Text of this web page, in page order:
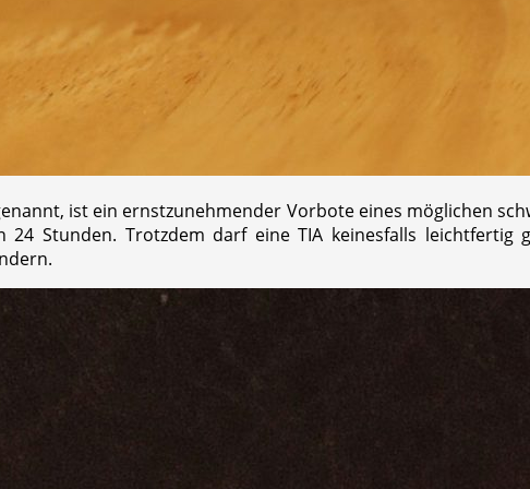
ist ein ernstzunehmender Vorbote eines möglichen
Stunden. Trotzdem darf eine TIA keinesfalls leichtfertig